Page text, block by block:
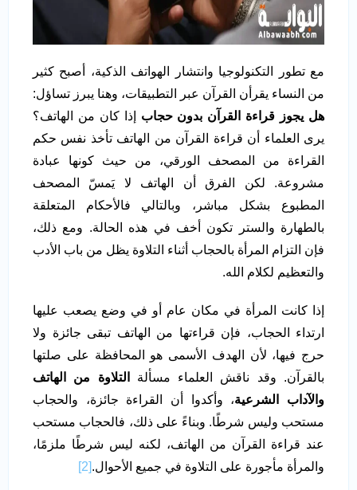
مع تطور التكنولوجيا وانتشار الهواتف الذكية، أصبح كثير
من النساء يقرأن القرآن عبر التطبيقات، وهنا يبرز تساؤل:
هل يجوز قراءة القرآن بدون حجاب إذا كان من الهاتف؟
يرى العلماء أن قراءة القرآن من الهاتف تأخذ نفس حكم
القراءة من المصحف الورقي، من حيث كونها عبادة
مشروعة. لكن الفرق أن الهاتف لا يَمسّ المصحف
المطبوع بشكل مباشر، وبالتالي فالأحكام المتعلقة
بالطهارة والستر تكون أخف في هذه الحالة. ومع ذلك،
فإن التزام المرأة بالحجاب أثناء التلاوة يظل من باب الأدب
والتعظيم لكلام الله.
إذا كانت المرأة في مكان عام أو في وضع يصعب عليها
ارتداء الحجاب، فإن قراءتها من الهاتف تبقى جائزة ولا
حرج فيها، لأن الهدف الأسمى هو المحافظة على صلتها
بالقرآن. وقد ناقش العلماء مسألة
التلاوة من الهاتف
والآداب الشرعية، وأكدوا أن القراءة جائزة، والحجاب
مستحب وليس شرطًا. وبناءً على ذلك، فالحجاب مستحب
عند قراءة القرآن من الهاتف، لكنه ليس شرطًا ملزمًا،
والمرأة مأجورة على التلاوة في جميع الأحوال.[2]